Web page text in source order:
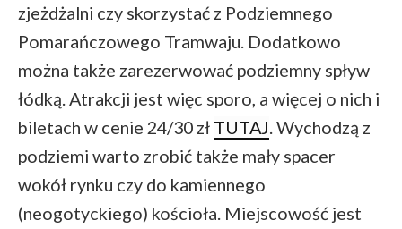
zjeżdżalni czy skorzystać z Podziemnego
Pomarańczowego Tramwaju. Dodatkowo
można także zarezerwować podziemny spływ
łódką. Atrakcji jest więc sporo, a więcej o nich i
biletach w cenie 24/30 zł TUTAJ. Wychodzą z
podziemi warto zrobić także mały spacer
wokół rynku czy do kamiennego
(neogotyckiego) kościoła. Miejscowość jest